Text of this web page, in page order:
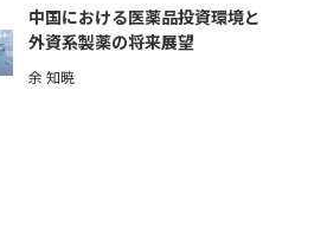
中国における医薬品投資環境と
外資系製薬の将来展望
余 知暁